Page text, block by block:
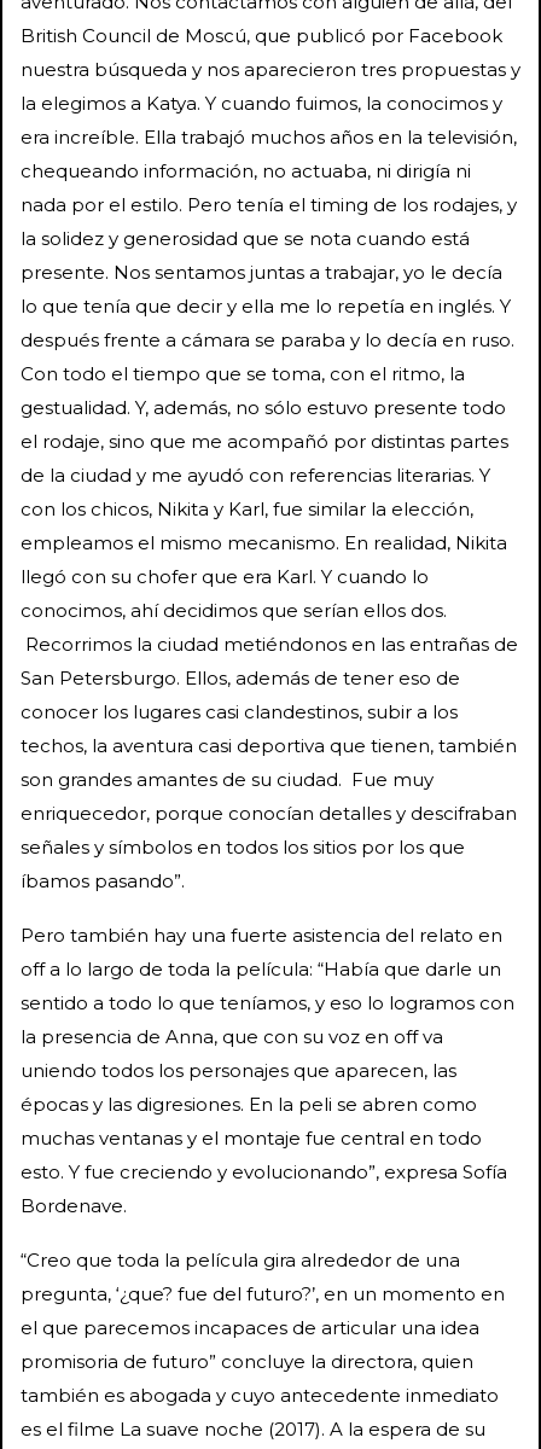
British Council de Moscú, que publicó por Facebook
nuestra búsqueda y nos aparecieron tres propuestas y
la elegimos a Katya. Y cuando fuimos, la conocimos y
era increíble. Ella trabajó muchos años en la televisión,
chequeando información, no actuaba, ni dirigía ni
nada por el estilo. Pero tenía el timing de los rodajes, y
la solidez y generosidad que se nota cuando está
presente. Nos sentamos juntas a trabajar, yo le decía
lo que tenía que decir y ella me lo repetía en inglés. Y
después frente a cámara se paraba y lo decía en ruso.
Con todo el tiempo que se toma, con el ritmo, la
gestualidad. Y, además, no sólo estuvo presente todo
el rodaje, sino que me acompañó por distintas partes
de la ciudad y me ayudó con referencias literarias. Y
con los chicos, Nikita y Karl, fue similar la elección,
empleamos el mismo mecanismo. En realidad, Nikita
llegó con su chofer que era Karl. Y cuando lo
conocimos, ahí decidimos que serían ellos dos.
Recorrimos la ciudad metiéndonos en las entrañas de
San Petersburgo. Ellos, además de tener eso de
conocer los lugares casi clandestinos, subir a los
techos, la aventura casi deportiva que tienen, también
son grandes amantes de su ciudad. Fue muy
enriquecedor, porque conocían detalles y descifraban
señales y símbolos en todos los sitios por los que
íbamos pasando”.
Pero también hay una fuerte asistencia del relato en
off a lo largo de toda la película: “Había que darle un
sentido a todo lo que teníamos, y eso lo logramos con
la presencia de Anna, que con su voz en off va
uniendo todos los personajes que aparecen, las
épocas y las digresiones. En la peli se abren como
muchas ventanas y el montaje fue central en todo
esto. Y fue creciendo y evolucionando”, expresa Sofía
Bordenave.
“Creo que toda la película gira alrededor de una
pregunta, ‘¿que? fue del futuro?’, en un momento en
el que parecemos incapaces de articular una idea
promisoria de futuro” concluye la directora, quien
también es abogada y cuyo antecedente inmediato
es el filme La suave noche (2017). A la espera de su